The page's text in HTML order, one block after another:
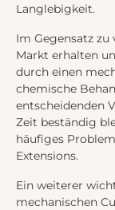
Langlebigkeit.
Im Gegensatz
Markt erhalten
durch einen
chemische
entscheidenden
Zeit beständig
häufiges
Extensions.
Ein weiterer
mechanischen